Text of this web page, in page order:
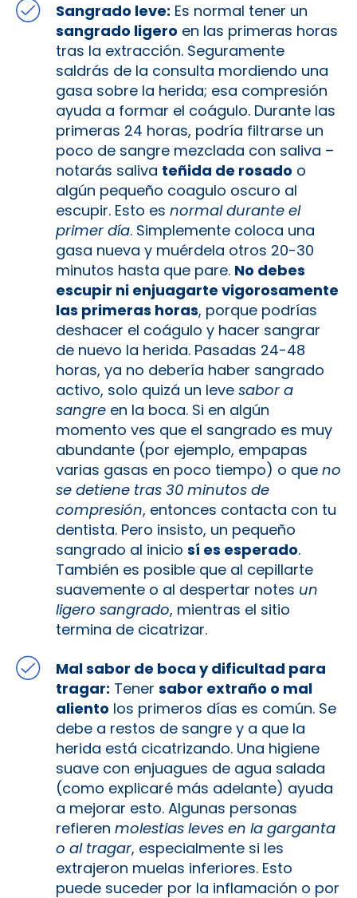
Sangrado leve: Es normal tener un
sangrado ligero en las primeras horas
tras la extracción. Seguramente
saldrás de la consulta mordiendo una
gasa sobre la herida; esa compresión
ayuda a formar el coágulo. Durante las
primeras 24 horas, podría filtrarse un
poco de sangre mezclada con saliva –
notarás saliva teñida de rosado o
algún pequeño coagulo oscuro al
escupir. Esto es normal durante el
primer día. Simplemente coloca una
gasa nueva y muérdela otros 20-30
minutos hasta que pare. No debes
escupir ni enjuagarte vigorosamente
las primeras horas, porque podrías
deshacer el coágulo y hacer sangrar
de nuevo la herida. Pasadas 24-48
horas, ya no debería haber sangrado
activo, solo quizá un leve sabor a
sangre en la boca. Si en algún
momento ves que el sangrado es muy
abundante (por ejemplo, empapas
varias gasas en poco tiempo) o que no
se detiene tras 30 minutos de
compresión, entonces contacta con tu
dentista. Pero insisto, un pequeño
sangrado al inicio sí es esperado.
También es posible que al cepillarte
suavemente o al despertar notes un
ligero sangrado, mientras el sitio
termina de cicatrizar.
Mal sabor de boca y dificultad para
tragar: Tener sabor extraño o mal
aliento los primeros días es común. Se
debe a restos de sangre y a que la
herida está cicatrizando. Una higiene
suave con enjuagues de agua salada
(como explicaré más adelante) ayuda
a mejorar esto. Algunas personas
refieren molestias leves en la garganta
o al tragar, especialmente si les
extrajeron muelas inferiores. Esto
puede suceder por la inflamación o por